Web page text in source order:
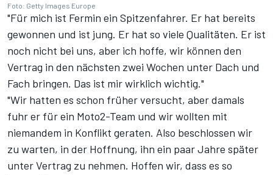
Foto: Getty Images Europe
"Für mich ist Fermin ein Spitzenfahrer. Er hat bereits
gewonnen und ist jung. Er hat so viele Qualitäten. Er ist
noch nicht bei uns, aber ich hoffe, wir können den
Vertrag in den nächsten zwei Wochen unter Dach und
Fach bringen. Das ist mir wirklich wichtig."
"Wir hatten es schon früher versucht, aber damals
fuhr er für ein Moto2-Team und wir wollten mit
niemandem in Konflikt geraten. Also beschlossen wir
zu warten, in der Hoffnung, ihn ein paar Jahre später
unter Vertrag zu nehmen. Hoffen wir, dass es so